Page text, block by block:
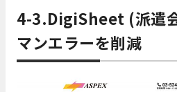
4-3.DigiSheet (派遣
マンエラーを削減